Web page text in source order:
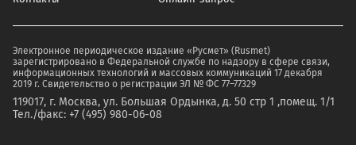
Электронное периодическое издание «Русмет» (Rusmet)
зарегистрировано в Федеральной службе по надзору в сфере связи,
информационных технологий и массовых коммуникаций 17 декабря
2019 г. Свидетельство о регистрации ЭЛ № ФС 77–77329
119017, г. Москва, ул. Большая Ордынка, д. 50 стр 1 ,помещ. 1/1
Тел./факс: +7 (495) 980-06-08